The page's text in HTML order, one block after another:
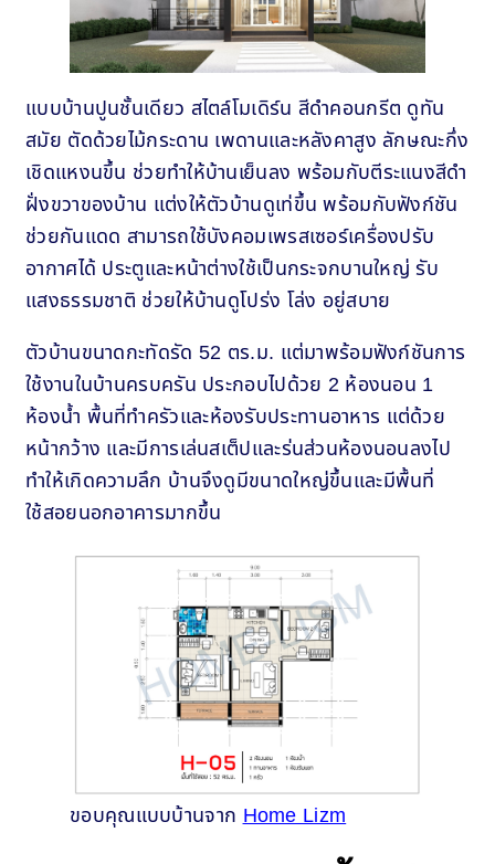
แบบบ้านปูนชั้นเดียว สไตล์โมเดิร์น สีดำคอนกรีต ดูทัน
สมัย ตัดด้วยไม้กระดาน เพดานและหลังคาสูง ลักษณะกึ่ง
เชิดแหงนขึ้น ช่วยทำให้บ้านเย็นลง พร้อมกับตีระแนงสีดำ
ฝั่งขวาของบ้าน แต่งให้ตัวบ้านดูเท่ขึ้น พร้อมกับฟังก์ชัน
ช่วยกันแดด สามารถใช้บังคอมเพรสเซอร์เครื่องปรับ
อากาศได้ ประตูและหน้าต่างใช้เป็นกระจกบานใหญ่ รับ
แสงธรรมชาติ ช่วยให้บ้านดูโปร่ง โล่ง อยู่สบาย
ตัวบ้านขนาดกะทัดรัด 52 ตร.ม. แต่มาพร้อมฟังก์ชันการ
ใช้งานในบ้านครบครัน ประกอบไปด้วย 2 ห้องนอน 1
ห้องน้ำ พื้นที่ทำครัวและห้องรับประทานอาหาร แต่ด้วย
หน้ากว้าง และมีการเล่นสเต็ปและร่นส่วนห้องนอนลงไป
ทำให้เกิดความลึก บ้านจึงดูมีขนาดใหญ่ขึ้นและมีพื้นที่
ใช้สอยนอกอาคารมากขึ้น
ขอบคุณแบบบ้านจากHome Lizm